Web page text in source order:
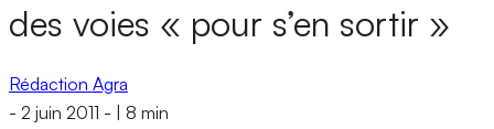
des voies « pour s’en sortir »
Rédaction Agra
- 2 juin 2011 - 8 min